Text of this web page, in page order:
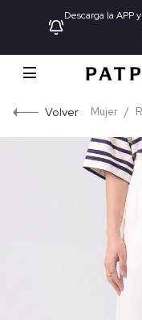
Descarga la APP
Volver Mujer